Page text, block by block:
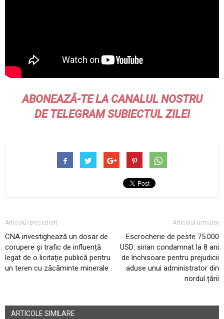
ABONEAZĂ-TE LA CANALUL NOSTRU
DETELEGRAMSUBIECTUL ZILEI
Articolul precedent
CNA investighează un dosar de
corupere și trafic de influență
legat de o licitație publică pentru
un teren cu zăcăminte minerale
Articolul următor
Escrocherie de peste 75.000
USD: sirian condamnat la 8 ani
de închisoare pentru prejudicii
aduse unui administrator din
nordul țării
ARTICOLE SIMILARE